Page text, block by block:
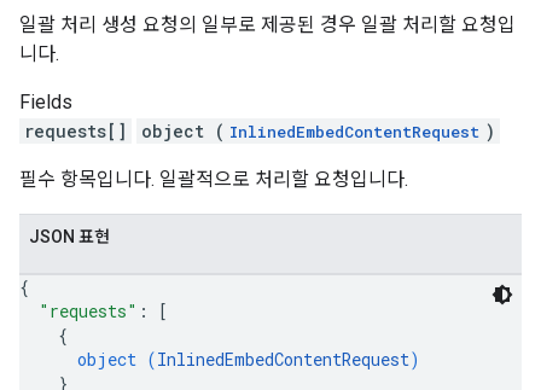
일괄 처리 생성 요청의 일부로 제공된 경우 일괄 처리할 요청입
니다.
Fields
requests[]
object ( InlinedEmbedContentRequest )
필수 항목입니다. 일괄적으로 처리할 요청입니다.
JSON 표현
{
"requests" :
[
{
object (InlinedEmbedContentRequest)
}